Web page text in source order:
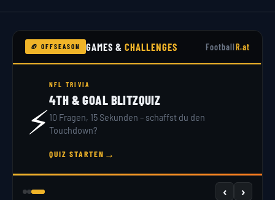
🏈 OFFSEASON GAMES &CHALLENGES FootballR.at
🏟️
NFL DRAFT 2026
DRAFT SIMULATOR
32 Teams, 7 Runden – du bist GM. Hol dir dein
Scout-Rating!
JETZT DRAFTEN
‹ ›